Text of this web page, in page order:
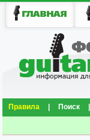
Правила Поиск